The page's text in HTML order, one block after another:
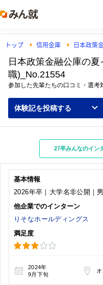
トップ 信用金庫 日本政策
日本政策金融公庫の
職)_No.21554
参加した先輩たちの口コミ・選考
体験記を投稿する
27卒みんなのイン
基本情報
2026年卒｜大学名非公開｜
他企業でのインターン
りそなホールディングス
満足度
2024年
9月下旬